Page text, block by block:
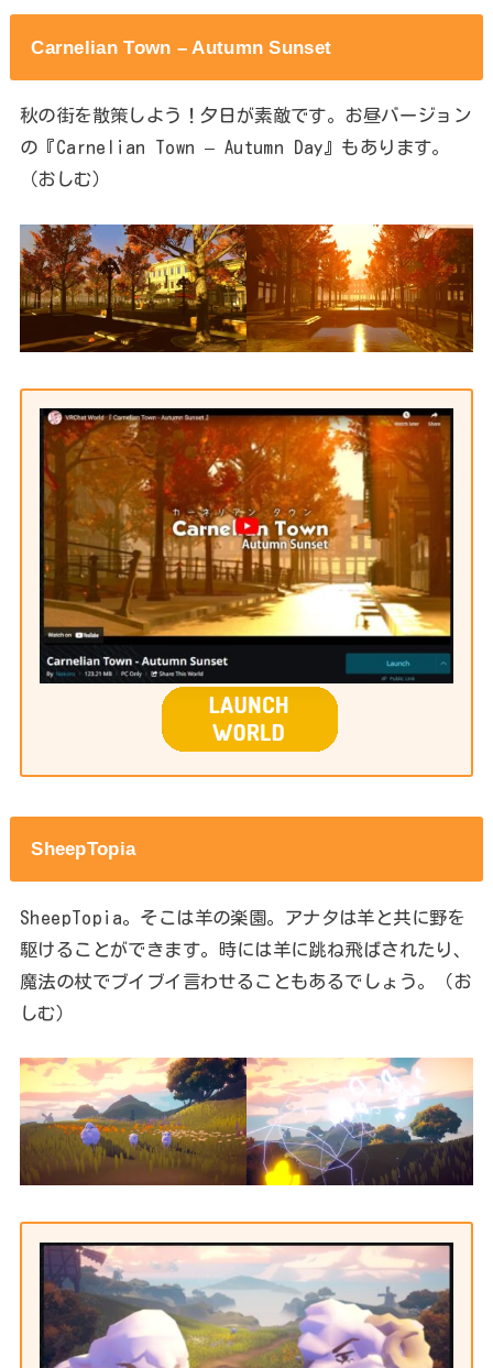
Carnelian Town – Autumn Sunset
秋の街を散策しよう！夕日が素敵です。お昼バージョン
の『Carnelian Town – Autumn Day』もあります。
（おしむ）
SheepTopia
SheepTopia。そこは羊の楽園。アナタは羊と共に野を
駆けることができます。時には羊に跳ね飛ばされたり、
魔法の杖でブイブイ言わせることもあるでしょう。（お
しむ）